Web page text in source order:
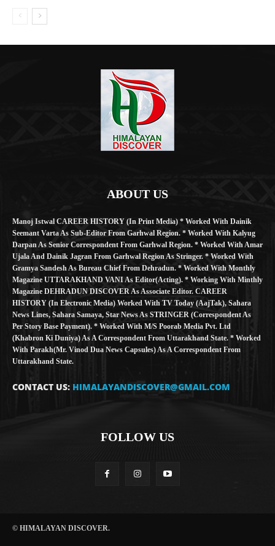
ABOUT US
Manoj Istwal CAREER HISTORY (in Print Media) * Worked With Dainik
Seemant Varta As Sub-Editor From Garhwal Region. * Worked With Kalyug
Darpan As Senior Correspondent From Garhwal Region. * Worked With Amar
Ujala And Dainik Jagran From Garhwal Region As Stringer. * Worked With
Gramya Sandesh As Bureau Chief From Dehradun. * Worked With Monthly
Magazine UTTARAKHAND VANI As Editor(Acting). * Working With Minthly
Magazine DEHRADUN DISCOVER As Associate Editor. CAREER
HISTORY (in Electronic Media) Worked With TV Today (AajTak), Sahara
News Lines, Sahara Samaya, Star News As STRINGER (Correspondent As
Per Story Base Payment). * Worked With M/S Poorab Media Pvt. Ltd
(Khabron Ki Duniya) As A Correspondent From Uttarakhand State. * Worked
With Parakh(Mr. Vinod Dua News Capsules) As A Correspondent From
Uttarakhand State.
CONTACT US: HIMALAYANDISCOVER@GMAIL.COM
FOLLOW US
© HIMALAYAN DISCOVER.